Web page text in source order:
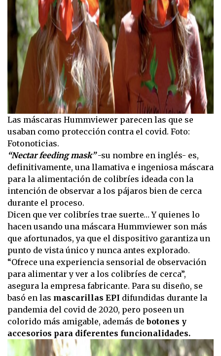
Las máscaras Hummviewer parecen las que se
usaban como protección contra el covid. Foto:
Fotonoticias.
“Nectar feeding mask”-su nombre en inglés- es,
definitivamente, una llamativa e ingeniosa máscara
para la alimentación de colibríes ideada con la
intención de observar a los pájaros bien de cerca
durante el proceso.
Dicen que ver colibríes trae suerte… Y quienes lo
hacen usando una máscara Hummviewer son más
que afortunados, ya que el dispositivo garantiza un
punto de vista único y nunca antes explorado.
“Ofrece una experiencia sensorial de observación
para alimentar y ver a los colibríes de cerca”,
asegura la empresa fabricante. Para su diseño, se
basó en las mascarillas EPI difundidas durante la
pandemia del covid de 2020, pero poseen un
colorido más amigable, además debotones y
accesorios para diferentes funcionalidades.